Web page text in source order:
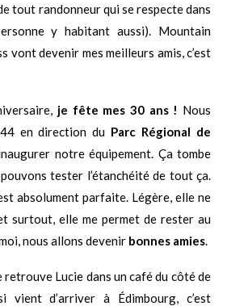
tout randonneur qui se respecte dans
y habitant aussi). Mountain
vont devenir mes meilleurs amis, c’est
je fête mes 30 ans ! Nous
en direction du Parc Régional de
notre équipement. Ça tombe
pouvons tester l’étanchéité de tout ça.
absolument parfaite. Légère, elle ne
surtout, elle me permet de rester au
nous allons devenir bonnes amies
retrouve Lucie dans un café du côté de
vient d’arriver à Édimbourg, c’est